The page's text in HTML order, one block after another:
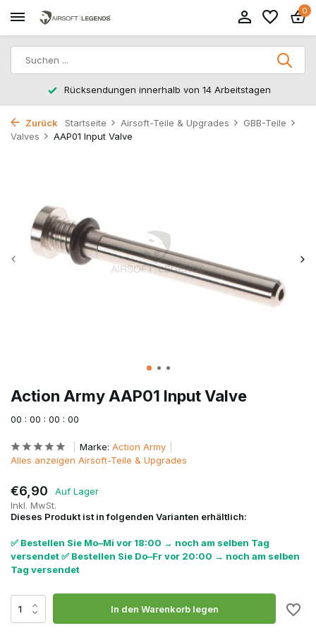
0
Rücksendungen innerhalb von 14 Arbeitstagen
Zurück Startseite Airsoft-Teile & Upgrades
GBB-Teile
Valves
AAP01 Input Valve
Action Army AAP01 Input Valve
00 : 00 : 00 : 00
Marke: Action Army
Alles anzeigen Airsoft-Teile & Upgrades
€6,90
Auf Lager
Inkl. MwSt.
Dieses Produkt ist in folgenden Varianten erhältlich:
✅ Bestellen Sie Mo–Mi vor 18:00 → noch am selben Tag
versendet ✅ Bestellen Sie Do–Fr vor 20:00 → noch am selben
Tag versendet
In den Warenkorb legen